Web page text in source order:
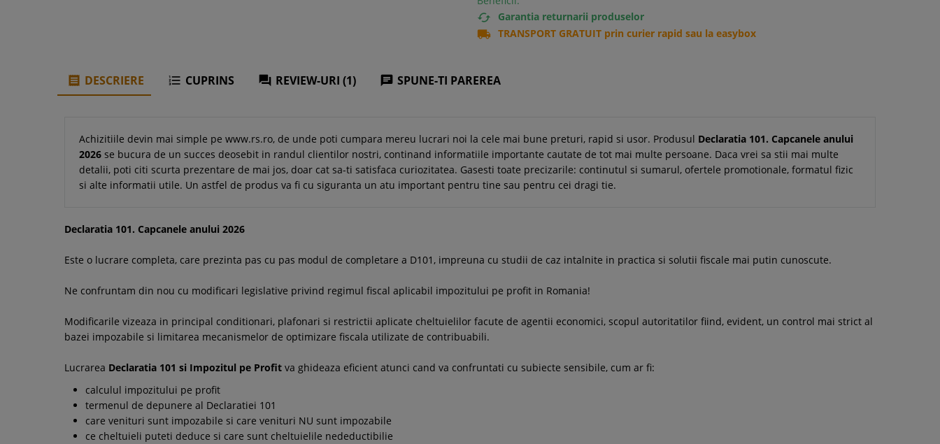
 Garantia returnarii produselor
 TRANSPORT GRATUIT prin curier rapid sau la easybox
 DESCRIERE  CUPRINS  REVIEW-URI (1)  SPUNE-TI PAREREA
Achizitiile devin mai simple pe www.rs.ro, de unde poti cumpara mereu lucrari noi la cele mai bune preturi, rapid si usor. Produsul Declaratia 101. Capcanele anului
2026 se bucura de un succes deosebit in randul clientilor nostri, continand informatiile importante cautate de tot mai multe persoane. Daca vrei sa stii mai multe
detalii, poti citi scurta prezentare de mai jos, doar cat sa-ti satisfaca curiozitatea. Gasesti toate precizarile: continutul si sumarul, ofertele promotionale, formatul fizic
si alte informatii utile. Un astfel de produs va fi cu siguranta un atu important pentru tine sau pentru cei dragi tie.
Declaratia 101. Capcanele anului 2026
Este o lucrare completa, care prezinta pas cu pas modul de completare a D101, impreuna cu studii de caz intalnite in practica si solutii fiscale mai putin cunoscute.
Ne confruntam din nou cu modificari legislative privind regimul fiscal aplicabil impozitului pe profit in Romania!
Modificarile vizeaza in principal conditionari, plafonari si restrictii aplicate cheltuielilor facute de agentii economici, scopul autoritatilor fiind, evident, un control mai strict al
bazei impozabile si limitarea mecanismelor de optimizare fiscala utilizate de contribuabili.
Lucrarea Declaratia 101 si Impozitul pe Profit va ghideaza eficient atunci cand va confruntati cu subiecte sensibile, cum ar fi:
calculul impozitului pe profit
termenul de depunere al Declaratiei 101
care venituri sunt impozabile si care venituri NU sunt impozabile
ce cheltuieli puteti deduce si care sunt cheltuielile nedeductibilie